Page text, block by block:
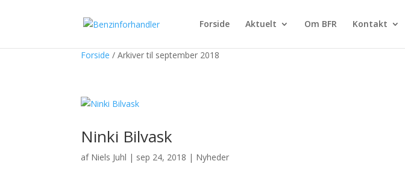
Forside Aktuelt Om BFR Kontakt
Forside /Arkiver til september 2018
Ninki Bilvask
af Niels Juhl | sep 24, 2018 | Nyheder